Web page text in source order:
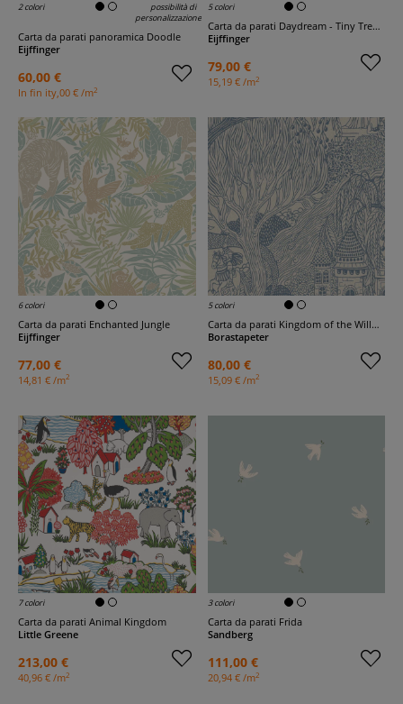
2 colori
possibilità di
personalizzazione
Carta da parati panoramica Doodle
Eijffinger
60,00 €
In fin ity,00 € /m2
5 colori
Carta da parati Daydream - Tiny Treasures
Eijffinger
79,00 €
15,19 € /m2
6 colori
Carta da parati Enchanted Jungle
Eijffinger
77,00 €
14,81 € /m2
5 colori
Carta da parati Kingdom of the Willow
Borastapeter
80,00 €
15,09 € /m2
7 colori
Carta da parati Animal Kingdom
Little Greene
213,00 €
40,96 € /m2
3 colori
Carta da parati Frida
Sandberg
111,00 €
20,94 € /m2